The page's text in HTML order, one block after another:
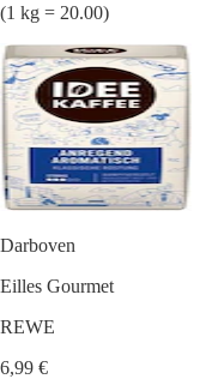
(1 kg = 20.00)
Darboven
Eilles Gourmet
REWE
6,99 €